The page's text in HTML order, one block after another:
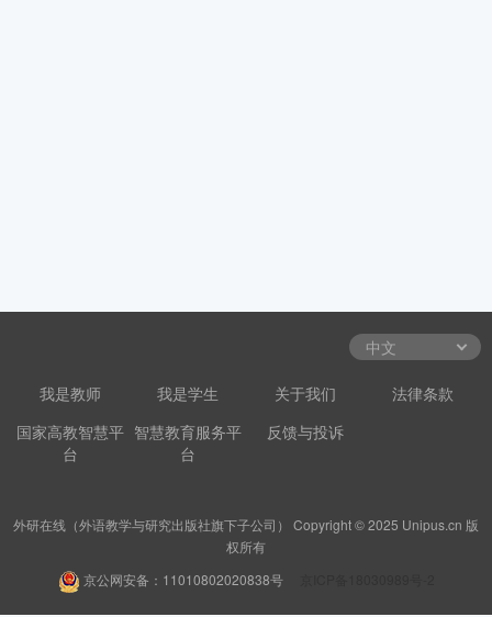
我是教师 我是学生 关于我们
法律条款
国家高教智慧平
台
智慧教育服务平
台
反馈与投诉
外研在线（外语教学与研究出版社旗下子公司） Copyright © 2025 Unipus.cn 版
权所有
京公网安备：11010802020838号